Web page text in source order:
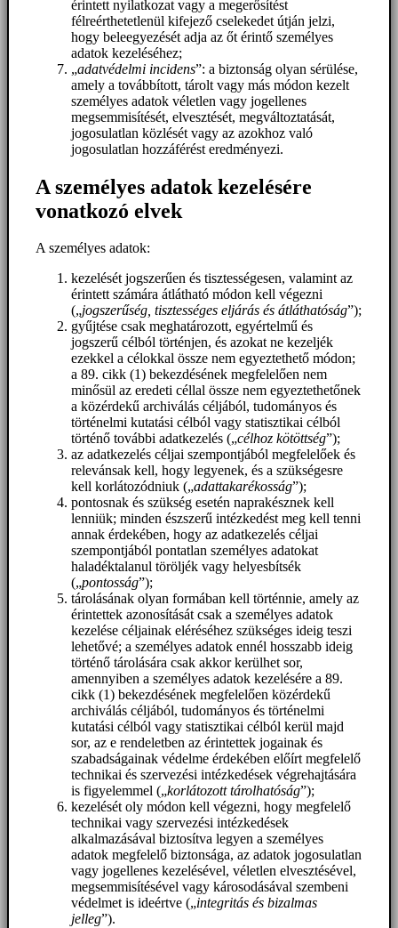
érintett nyilatkozat vagy a megerősítést
félreérthetetlenül kifejező cselekedet útján jelzi,
hogy beleegyezését adja az őt érintő személyes
adatok kezeléséhez;
„adatvédelmi incidens”: a biztonság olyan sérülése,
amely a továbbított, tárolt vagy más módon kezelt
személyes adatok véletlen vagy jogellenes
megsemmisítését, elvesztését, megváltoztatását,
jogosulatlan közlését vagy az azokhoz való
jogosulatlan hozzáférést eredményezi.
A személyes adatok kezelésére
vonatkozó elvek
A személyes adatok:
kezelését jogszerűen és tisztességesen, valamint az
érintett számára átlátható módon kell végezni
(„jogszerűség, tisztességes eljárás és átláthatóság”);
gyűjtése csak meghatározott, egyértelmű és
jogszerű célból történjen, és azokat ne kezeljék
ezekkel a célokkal össze nem egyeztethető módon;
a 89. cikk (1) bekezdésének megfelelően nem
minősül az eredeti céllal össze nem egyeztethetőnek
a közérdekű archiválás céljából, tudományos és
történelmi kutatási célból vagy statisztikai célból
történő további adatkezelés („célhoz kötöttség”);
az adatkezelés céljai szempontjából megfelelőek és
relevánsak kell, hogy legyenek, és a szükségesre
kell korlátozódniuk („adattakarékosság”);
pontosnak és szükség esetén naprakésznek kell
lenniük; minden észszerű intézkedést meg kell tenni
annak érdekében, hogy az adatkezelés céljai
szempontjából pontatlan személyes adatokat
haladéktalanul töröljék vagy helyesbítsék
(„pontosság”);
tárolásának olyan formában kell történnie, amely az
érintettek azonosítását csak a személyes adatok
kezelése céljainak eléréséhez szükséges ideig teszi
lehetővé; a személyes adatok ennél hosszabb ideig
történő tárolására csak akkor kerülhet sor,
amennyiben a személyes adatok kezelésére a 89.
cikk (1) bekezdésének megfelelően közérdekű
archiválás céljából, tudományos és történelmi
kutatási célból vagy statisztikai célból kerül majd
sor, az e rendeletben az érintettek jogainak és
szabadságainak védelme érdekében előírt megfelelő
technikai és szervezési intézkedések végrehajtására
is figyelemmel („korlátozott tárolhatóság”);
kezelését oly módon kell végezni, hogy megfelelő
technikai vagy szervezési intézkedések
alkalmazásával biztosítva legyen a személyes
adatok megfelelő biztonsága, az adatok jogosulatlan
vagy jogellenes kezelésével, véletlen elvesztésével,
megsemmisítésével vagy károsodásával szembeni
védelmet is ideértve („integritás és bizalmas
jelleg”).